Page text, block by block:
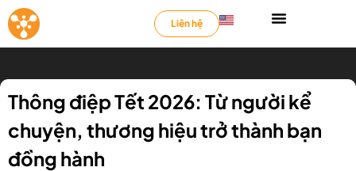
Liên hệ
Thông điệp Tết 2026: Từ người kể
chuyện, thương hiệu trở thành bạn
đồng hành